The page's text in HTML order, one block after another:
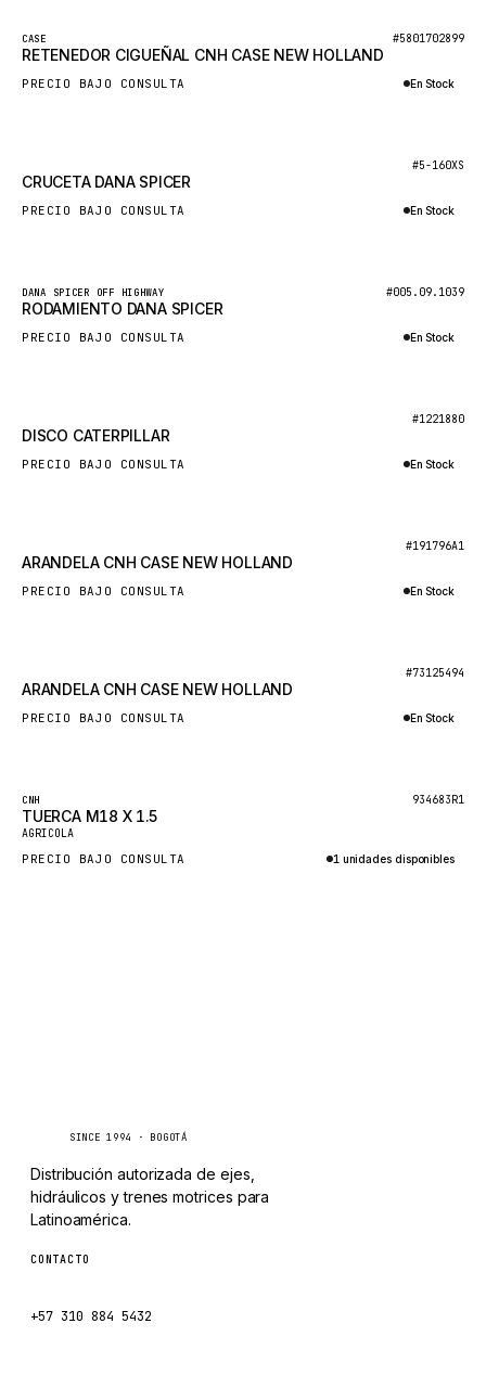
FAUN
GROVE
LINDE
MANNESMANN
ATLAS COPCO
HOOD
HIAB
GRADALL
GLENCOE
JLC
Nuevo
CASE #5801702899
RETENEDOR CIGUEÑAL CNH CASE NEW HOLLAND
PRECIO BAJO CONSULTA En Stock
#5-160XS
CRUCETA DANA SPICER
PRECIO BAJO CONSULTA En Stock
Nuevo
DANA SPICER OFF HIGHWAY #005.09.1039
RODAMIENTO DANA SPICER
PRECIO BAJO CONSULTA En Stock
#1221880
DISCO CATERPILLAR
PRECIO BAJO CONSULTA En Stock
#191796A1
ARANDELA CNH CASE NEW HOLLAND
PRECIO BAJO CONSULTA En Stock
#73125494
ARANDELA CNH CASE NEW HOLLAND
PRECIO BAJO CONSULTA En Stock
Nuevo
CNH 934683R1
TUERCA M18 X 1.5
AGRICOLA
PRECIO BAJO CONSULTA 1 unidades disponibles
SINCE 1994 · BOGOTÁ
Distribución autorizada de ejes,
hidráulicos y trenes motrices para
Latinoamérica.
CONTACTO
+57 310 884 5432